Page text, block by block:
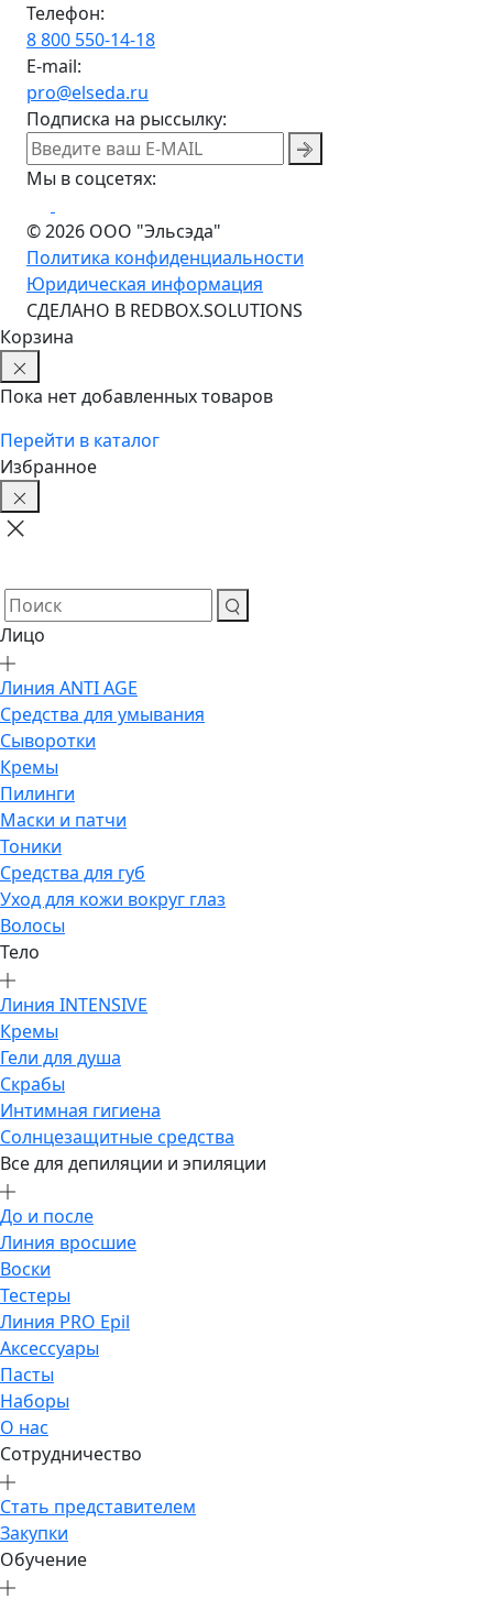
Телефон:
8 800 550-14-18
E-mail:
pro@elseda.ru
Подписка на рыссылку:
Мы в соцсетях:
© 2026 ООО "Эльсэда"
Политика конфиденциальности
Юридическая информация
CДЕЛАНО В REDBOX.SOLUTIONS
Корзина
Пока нет добавленных товаров
Перейти в каталог
Избранное
Лицо
Линия ANTI AGE
Средства для умывания
Сыворотки
Кремы
Пилинги
Маски и патчи
Тоники
Средства для губ
Уход для кожи вокруг глаз
Волосы
Тело
Линия INTENSIVE
Кремы
Гели для душа
Скрабы
Интимная гигиена
Солнцезащитные средства
Все для депиляции и эпиляции
До и после
Линия вросшие
Воски
Тестеры
Линия PRO Epil
Аксессуары
Пасты
Наборы
О нас
Сотрудничество
Стать представителем
Закупки
Обучение